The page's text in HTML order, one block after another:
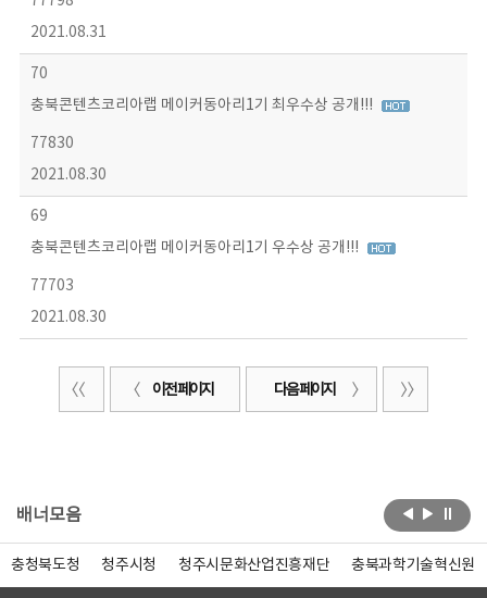
2021.08.31
70
충북콘텐츠코리아랩 메이커동아리1기 최우수상 공개!!!
77830
2021.08.30
69
충북콘텐츠코리아랩 메이커동아리1기 우수상 공개!!!
77703
2021.08.30
이전 페이지 다음 페이지
배너모음
충청북도청 청주시청 청주시문화산업진흥재단 충북과학기술혁신원